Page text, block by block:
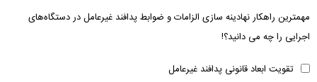
مهمترین راهکار نهادینه سازی الزامات و ضوابط پدافند غیرعامل در دستگاه‌های
اجرایی را چه می دانید؟!
تقویت ابعاد قانونی پدافند غیرعامل